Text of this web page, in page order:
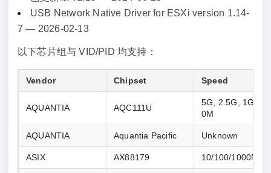
USB Network Native Driver for ESXi version 1.14-
7 — 2026-02-13
以下芯片组与 VID/PID 均支持：
Vendor Chipset Speed
AQUANTIA AQC111U
5G, 2.5G, 1G, 10
0M
AQUANTIA Aquantia Pacific Unknown
ASIX AX88179 10/100/1000M